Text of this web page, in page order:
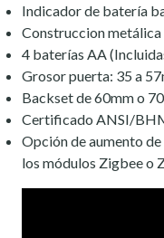
Indicador de batería
Construccion metálica
4 baterías AA
Grosor puerta: 35 a
Backset de 60mm o
Certificado ANSI/
Opción de aumento
los módulos Zigbee o